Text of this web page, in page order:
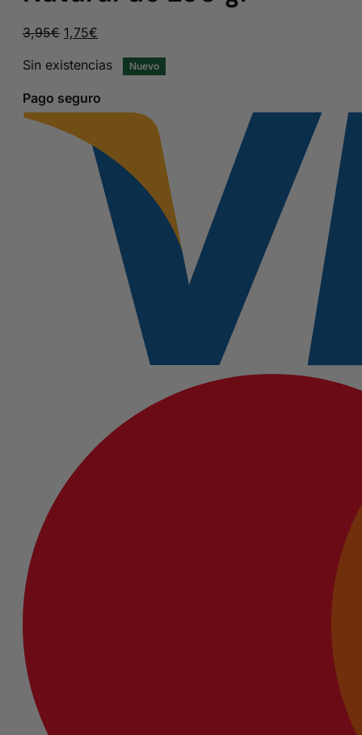
3,95€ El
original
3,95€.
1,75€
actual
1,75€.
Sin existencias Nuevo
Pago seguro